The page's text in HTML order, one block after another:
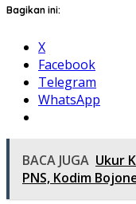
Bagikan ini:
X
Facebook
Telegram
WhatsApp
BACA JUGA Ukur
PNS, Kodim